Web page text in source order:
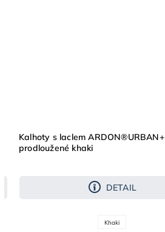
Kalhoty s laclem ARDON®URBAN+
prodloužené khaki
DETAIL
Khaki